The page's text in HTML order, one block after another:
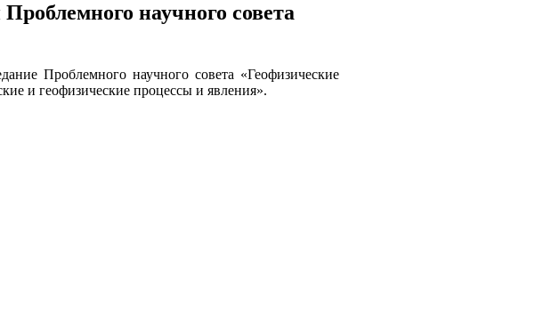
научного совета
Проблемного научного совета «Геофизические
и геофизические процессы и явления».